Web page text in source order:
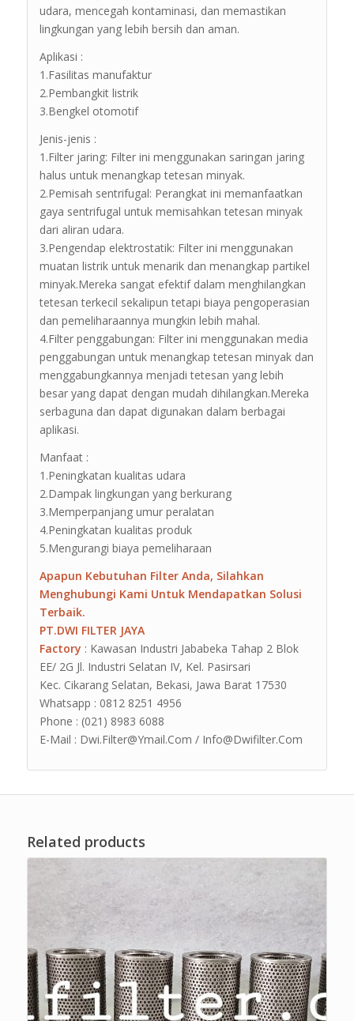
udara, mencegah kontaminasi, dan memastikan
lingkungan yang lebih bersih dan aman.
Aplikasi :
1.Fasilitas manufaktur
2.Pembangkit listrik
3.Bengkel otomotif
Jenis-jenis :
1.Filter jaring: Filter ini menggunakan saringan jaring
halus untuk menangkap tetesan minyak.
2.Pemisah sentrifugal: Perangkat ini memanfaatkan
gaya sentrifugal untuk memisahkan tetesan minyak
dari aliran udara.
3.Pengendap elektrostatik: Filter ini menggunakan
muatan listrik untuk menarik dan menangkap partikel
minyak.Mereka sangat efektif dalam menghilangkan
tetesan terkecil sekalipun tetapi biaya pengoperasian
dan pemeliharaannya mungkin lebih mahal.
4.Filter penggabungan: Filter ini menggunakan media
penggabungan untuk menangkap tetesan minyak dan
menggabungkannya menjadi tetesan yang lebih
besar yang dapat dengan mudah dihilangkan.Mereka
serbaguna dan dapat digunakan dalam berbagai
aplikasi.
Manfaat :
1.Peningkatan kualitas udara
2.Dampak lingkungan yang berkurang
3.Memperpanjang umur peralatan
4.Peningkatan kualitas produk
5.Mengurangi biaya pemeliharaan
Apapun Kebutuhan Filter Anda, Silahkan
Menghubungi Kami Untuk Mendapatkan Solusi
Terbaik.
PT.DWI FILTER JAYA
Factory : Kawasan Industri Jababeka Tahap 2 Blok
EE/ 2G Jl. Industri Selatan IV, Kel. Pasirsari
Kec. Cikarang Selatan, Bekasi, Jawa Barat 17530
Whatsapp : 0812 8251 4956
Phone : (021) 8983 6088
E-Mail : Dwi.Filter@Ymail.Com / Info@Dwifilter.Com
Related products